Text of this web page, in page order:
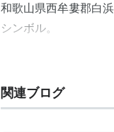
和歌山県西牟婁郡白
シンボル。
関連ブログ